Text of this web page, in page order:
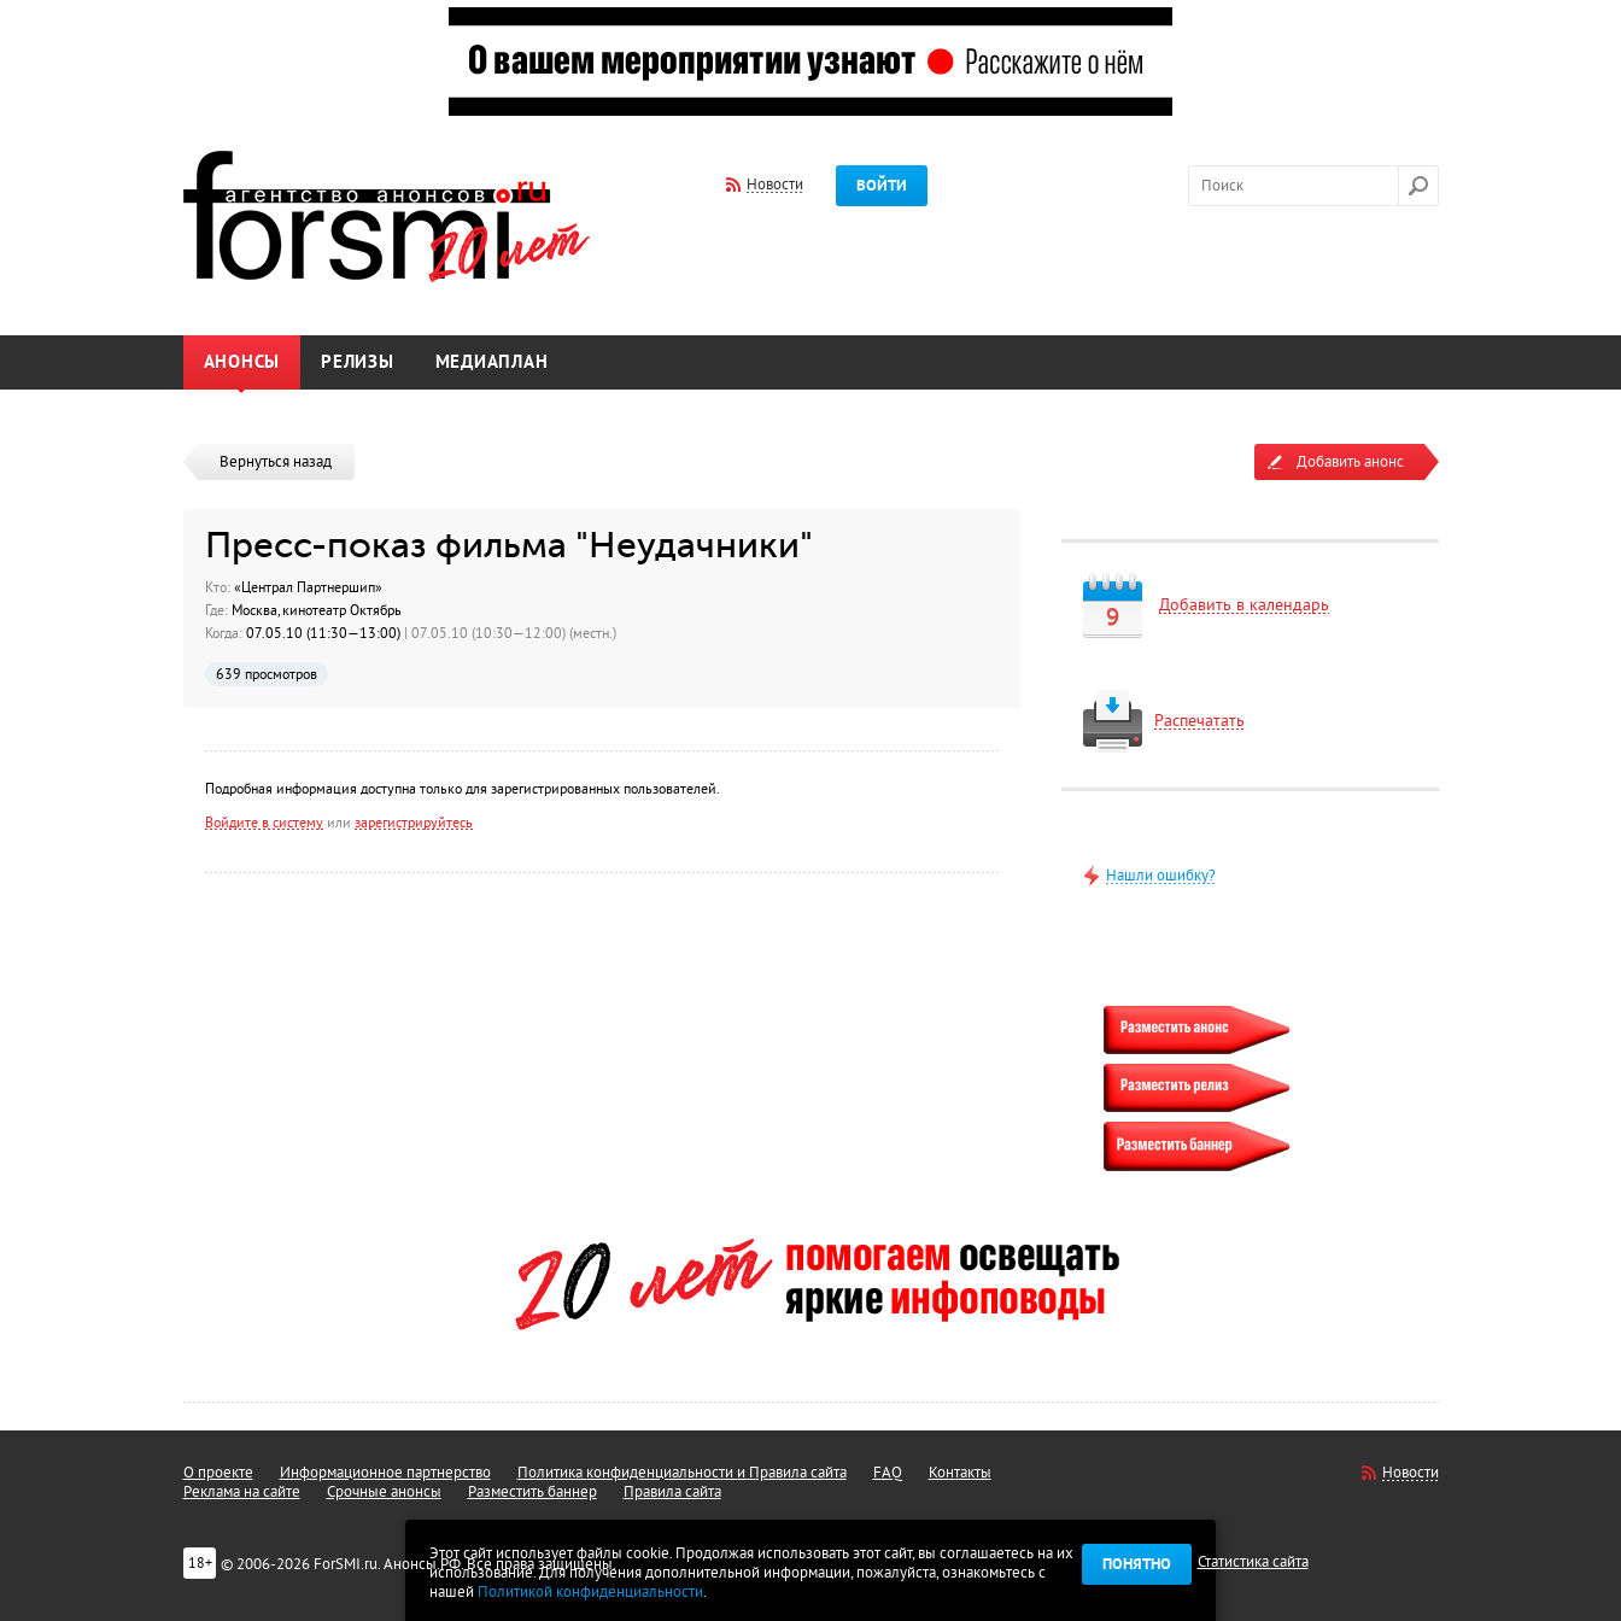
Новости ВОЙТИ
АНОНСЫ РЕЛИЗЫ МЕДИАПЛАН
Вернуться назад
Пресс-показ фильма "Неудачники"
Кто:«Централ Партнершип»
Где:Москва, кинотеатр Октябрь
Когда:07.05.10 (11:30—13:00) | 07.05.10 (10:30—12:00) (местн.)
639 просмотров
Подробная информация доступна только для зарегистрированных пользователей.
Войдите в системуили зарегистрируйтесь
Добавить анонс
9 Добавить в календарь
Распечатать
Нашли ошибку?
Этот сайт использует файлы cookie. Продолжая использовать этот сайт, вы соглашаетесь на их
использование. Для получения дополнительной информации, пожалуйста, ознакомьтесь с
нашей Политикой конфиденциальности.
ПОНЯТНО
О проекте Информационное партнерство Политика конфиденциальности и Правила сайта FAQ
Контакты
Реклама на сайте
Срочные анонсы Разместить баннер Правила сайта
18+ © 2006-2026 ForSMI.ru. Анонсы.РФ. Все права защищены.
Новости
Статистика сайта